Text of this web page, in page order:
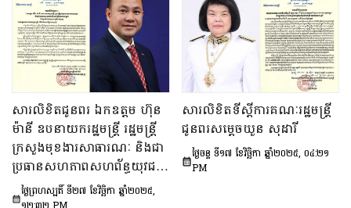
សារលិខិតជូនពរ ឯកឧត្តម ហ៊ុន
ម៉ានី ឧបនាយករដ្ឋមន្ត្រី រដ្ឋមន្ត្រី
ក្រសួងមុខងារសាធារណៈ និងជា
ប្រធានសហភាពសហព័ន្ធយុវជន
កម្ពុជា នៅក្នុងឱកាសខួបចម្រើន
ថ្ងៃព្រហស្បតិ៍ ទី២៧ ខែវិច្ឆិកា ឆ្នាំ២០២៥,
សារលិខិតទីស្តីការគណៈរដ្ឋមន្រ្តី
ជូនពរសម្តេចឃួន សុដារី
ថ្ងៃចន្ទ ទី១៧ ខែវិច្ឆិកា ឆ្នាំ២០២៥, ០៤:២១
PM